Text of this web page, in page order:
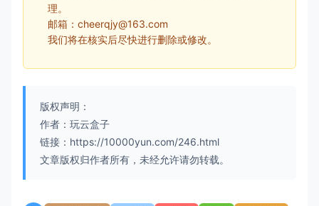
理。
邮箱：cheerqjy@163.com
我们将在核实后尽快进行删除或修改。
版权声明：
作者：玩云盒子
链接：https://10000yun.com/246.html
文章版权归作者所有，未经允许请勿转载。